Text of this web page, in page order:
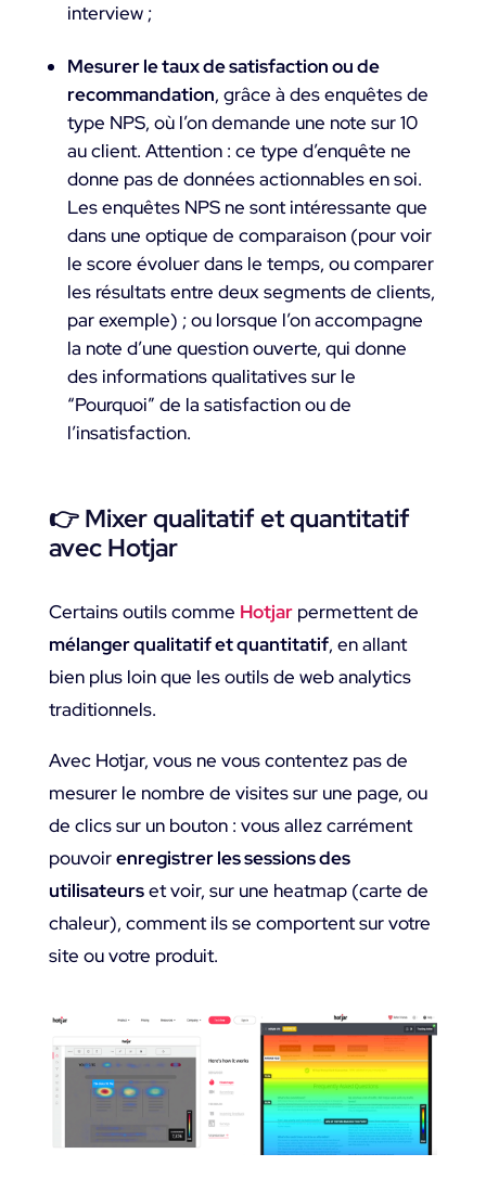
interview ;
Mesurer le taux de satisfaction ou de
recommandation, grâce à des enquêtes de
type NPS, où l’on demande une note sur 10
au client. Attention : ce type d’enquête ne
donne pas de données actionnables en soi.
Les enquêtes NPS ne sont intéressante que
dans une optique de comparaison (pour voir
le score évoluer dans le temps, ou comparer
les résultats entre deux segments de clients,
par exemple) ; ou lorsque l’on accompagne
la note d’une question ouverte, qui donne
des informations qualitatives sur le
“Pourquoi” de la satisfaction ou de
l’insatisfaction.
👉 Mixer qualitatif et quantitatif
avec Hotjar
Certains outils comme Hotjarpermettent de
mélanger qualitatif et quantitatif, en allant
bien plus loin que les outils de web analytics
traditionnels.
Avec Hotjar, vous ne vous contentez pas de
mesurer le nombre de visites sur une page, ou
de clics sur un bouton : vous allez carrément
pouvoirenregistrer les sessions des
utilisateurset voir, sur une heatmap (carte de
chaleur), comment ils se comportent sur votre
site ou votre produit.